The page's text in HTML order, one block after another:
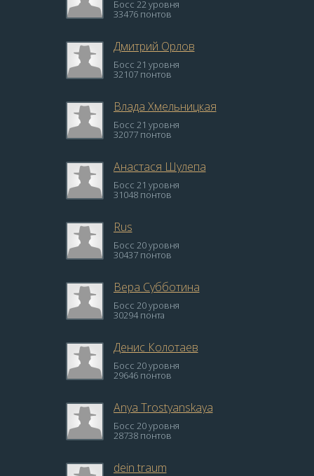
Босс 22 уровня
33476 понтов
Дмитрий Орлов
Босс 21 уровня
32107 понтов
Влада Хмельницкая
Босс 21 уровня
32077 понтов
Анастася Шулепа
Босс 21 уровня
31048 понтов
Rus
Босс 20 уровня
30437 понтов
Вера Субботина
Босс 20 уровня
30294 понта
Денис Колотаев
Босс 20 уровня
29646 понтов
Anya Trostyanskaya
Босс 20 уровня
28738 понтов
dein traum